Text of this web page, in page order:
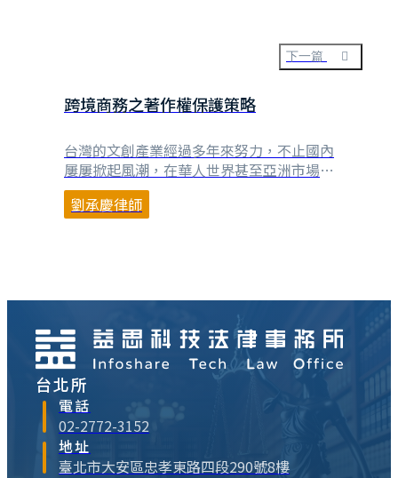
有興趣可以自行透過Google進一步搜尋相
關案件報導 2018/12/24，自由時報，趁維
2018/11/5，聯合報，前員工涉違營⋯
下一篇
跨境商務之著作權保護策略
台灣的文創產業經過多年來努力，不止國內
屢屢掀起風潮，在華人世界甚至亞洲市場也
已初見成效。例如，在台灣具有高知名度的
插畫「馬來貘」，已經登上日本西武鐵道公
就站上付費貼⋯
劉承慶律師
台北所
電話
02-2772-3152
地址
臺北市大安區忠孝東路四段290號8樓